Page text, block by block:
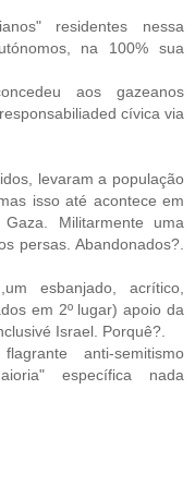
residentes nessa
na 100% sua
aos gazeanos
cívica via
levaram a população
isso até acontece em
Militarmente uma
persas. Abandonados?.
esbanjado, acrítico,
em 2º lugar) apoio da
Israel. Porquê?.
anti-semitismo
específica nada